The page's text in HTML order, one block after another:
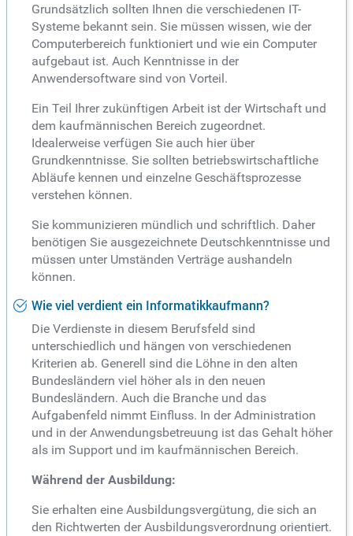
Grundsätzlich sollten Ihnen die verschiedenen IT-
Systeme bekannt sein. Sie müssen wissen, wie der
Computerbereich funktioniert und wie ein Computer
aufgebaut ist. Auch Kenntnisse in der
Anwendersoftware sind von Vorteil.
Ein Teil Ihrer zukünftigen Arbeit ist der Wirtschaft und
dem kaufmännischen Bereich zugeordnet.
Idealerweise verfügen Sie auch hier über
Grundkenntnisse. Sie sollten betriebswirtschaftliche
Abläufe kennen und einzelne Geschäftsprozesse
verstehen können.
Sie kommunizieren mündlich und schriftlich. Daher
benötigen Sie ausgezeichnete Deutschkenntnisse und
müssen unter Umständen Verträge aushandeln
können.
Wie viel verdient ein Informatikkaufmann?
Die Verdienste in diesem Berufsfeld sind
unterschiedlich und hängen von verschiedenen
Kriterien ab. Generell sind die Löhne in den alten
Bundesländern viel höher als in den neuen
Bundesländern. Auch die Branche und das
Aufgabenfeld nimmt Einfluss. In der Administration
und in der Anwendungsbetreuung ist das Gehalt höher
als im Support und im kaufmännischen Bereich.
Während der Ausbildung:
Sie erhalten eine Ausbildungsvergütung, die sich an
den Richtwerten der Ausbildungsverordnung orientiert.